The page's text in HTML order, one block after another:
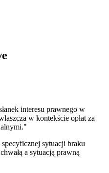
interesu prawnego w
w kontekście opłat za
sytuacji braku
a sytuacją prawną